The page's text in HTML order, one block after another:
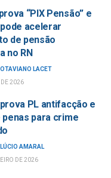
“PIX Pensão” e
acelerar
de pensão
no RN
OTAVIANO LACET
2026
PL antifacção e
para crime
LÚCIO AMARAL
DE 2026